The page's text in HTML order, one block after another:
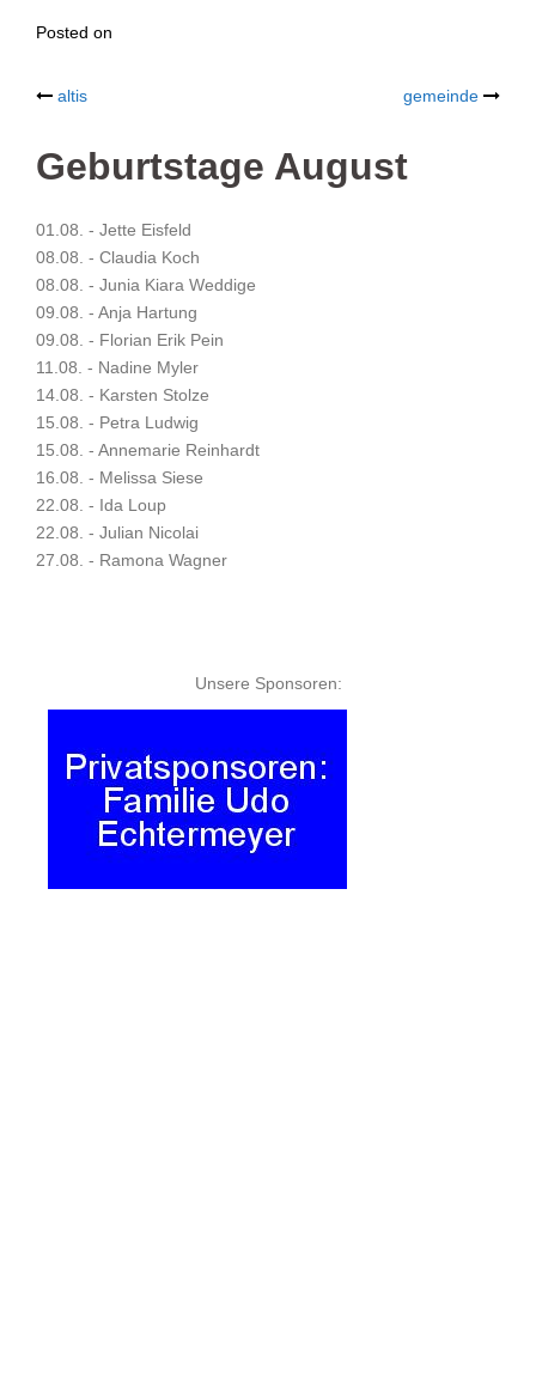
Posted on
Post
navigation
altis gemeinde
Geburtstage August
01.08. - Jette Eisfeld
08.08. - Claudia Koch
08.08. - Junia Kiara Weddige
09.08. - Anja Hartung
09.08. - Florian Erik Pein
11.08. - Nadine Myler
14.08. - Karsten Stolze
15.08. - Petra Ludwig
15.08. - Annemarie Reinhardt
16.08. - Melissa Siese
22.08. - Ida Loup
22.08. - Julian Nicolai
27.08. - Ramona Wagner
Unsere Sponsoren: